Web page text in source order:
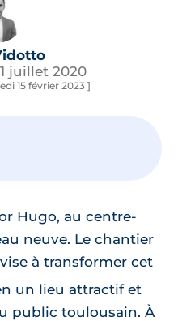
juillet 2020
15 février 2023 ]
Hugo, au centre-
neuve. Le chantier
à transformer cet
un lieu attractif et
public toulousain. À